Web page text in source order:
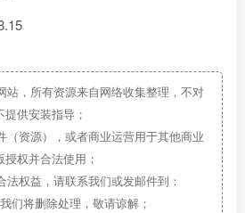
站，所有资源来自网络收集整理，不对
供安装指导；
（资源），或者商业运营用于其他商业
权并合法使用；
法权益，请联系我们或发邮件到：
们将删除处理，敬请谅解；